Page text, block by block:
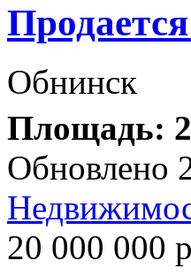
Обнинск
Площадь:
Обновлено
20 000 000